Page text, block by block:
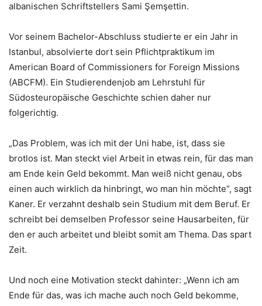
albanischen Schriftstellers Sami Şemşettin.
Vor seinem Bachelor-Abschluss studierte er ein Jahr in
Istanbul, absolvierte dort sein Pflichtpraktikum im
American Board of Commissioners for Foreign Missions
(ABCFM). Ein Studierendenjob am Lehrstuhl für
Südosteuropäische Geschichte schien daher nur
folgerichtig.
„Das Problem, was ich mit der Uni habe, ist, dass sie
brotlos ist. Man steckt viel Arbeit in etwas rein, für das man
am Ende kein Geld bekommt. Man weiß nicht genau, obs
einen auch wirklich da hinbringt, wo man hin möchte“, sagt
Kaner. Er verzahnt deshalb sein Studium mit dem Beruf. Er
schreibt bei demselben Professor seine Hausarbeiten, für
den er auch arbeitet und bleibt somit am Thema. Das spart
Zeit.
Und noch eine Motivation steckt dahinter: „Wenn ich am
Ende für das, was ich mache auch noch Geld bekomme,